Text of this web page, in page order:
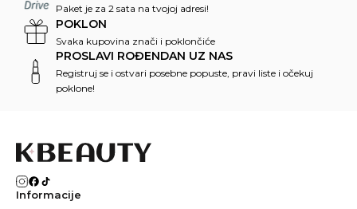
Paket je za 2 sata na tvojoj adresi!
POKLON
Svaka kupovina znači i poklončiće
PROSLAVI ROĐENDAN UZ NAS
Registruj se i ostvari posebne popuste, pravi liste i očekuj
poklone!
Informacije